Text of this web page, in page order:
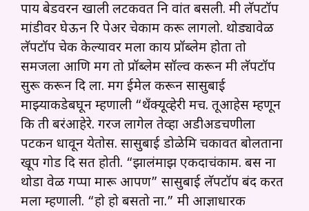
पाय बेडवरन खाली लटकवत नि वांत बसली. मी लॅपटॉप
मांडीवर घेऊन रि पेअर चेकाम करू लागलो. थोड्यावेळ
लॅपटॉप चेक केल्यावर मला काय प्रॉब्लेम होता तो
समजला आणि मग तो प्रॉब्लेम सॉल्व करून मी लॅपटॉप
सुरू करून दि ला. मग ईमेल करून सासुबाई
माझ्याकडेबघून म्हणाली “थँक्यूव्हेरी मच. तूआहेस म्हणून
कि ती बरंआहेरे. गरज लागेल तेव्हा अडीअडचणीला
पटकन धावून येतोस. सासुबाई डोळेमि चकावत बोलताना
खूप गोड दि सत होती. “झालंमाझ एकदाचंकाम. बस ना
थोडा वेळ गप्पा मारू आपण” सासुबाई लॅपटॉप बंद करत
मला म्हणाली. “हो हो बसतो ना.” मी आज्ञाधारक